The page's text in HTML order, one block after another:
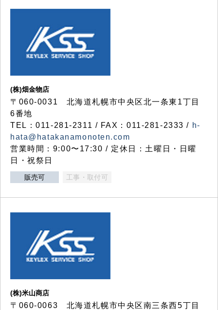
(株)畑金物店
〒060-0031 北海道札幌市中央区北一条東1丁目
6番地
TEL：011-281-2311 / FAX：011-281-2333 / h-
hata@hatakanamonoten.com
営業時間：9:00〜17:30 / 定休日：土曜日・日曜
日・祝祭日
販売可 工事・取付可
(株)米山商店
〒060-0063 北海道札幌市中央区南三条西5丁目